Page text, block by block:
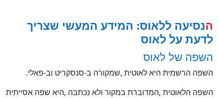
הנסיעה ללאוס: המידע המעשי שצריך
לדעת על לאוס
השפה של לאוס
השפה הרשמית היא לאוטית ,שמקורה ב-סנסקריט וב-פאלי.
השפה הלאוטית ,המדוברת במקור ולא נכתבה ,היא שפה אסייתית